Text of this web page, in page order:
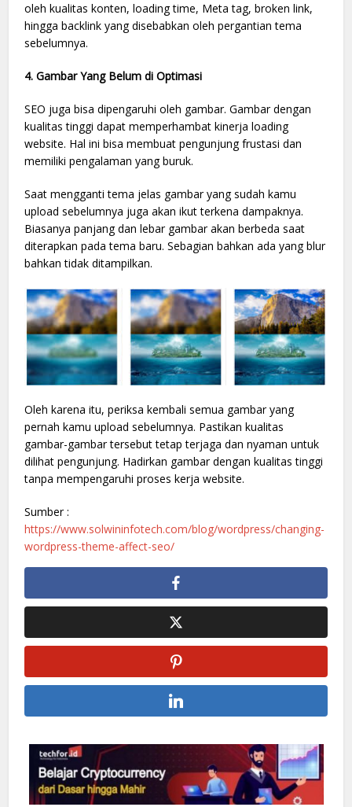
oleh kualitas konten, loading time, Meta tag, broken link,
hingga backlink yang disebabkan oleh pergantian tema
sebelumnya.
4. Gambar Yang Belum di Optimasi
SEO juga bisa dipengaruhi oleh gambar. Gambar dengan
kualitas tinggi dapat memperhambat kinerja loading
website. Hal ini bisa membuat pengunjung frustasi dan
memiliki pengalaman yang buruk.
Saat mengganti tema jelas gambar yang sudah kamu
upload sebelumnya juga akan ikut terkena dampaknya.
Biasanya panjang dan lebar gambar akan berbeda saat
diterapkan pada tema baru. Sebagian bahkan ada yang blur
bahkan tidak ditampilkan.
Oleh karena itu, periksa kembali semua gambar yang
pernah kamu upload sebelumnya. Pastikan kualitas
gambar-gambar tersebut tetap terjaga dan nyaman untuk
dilihat pengunjung. Hadirkan gambar dengan kualitas tinggi
tanpa mempengaruhi proses kerja website.
Sumber :
https://www.solwininfotech.com/blog/wordpress/changing-
wordpress-theme-affect-seo/